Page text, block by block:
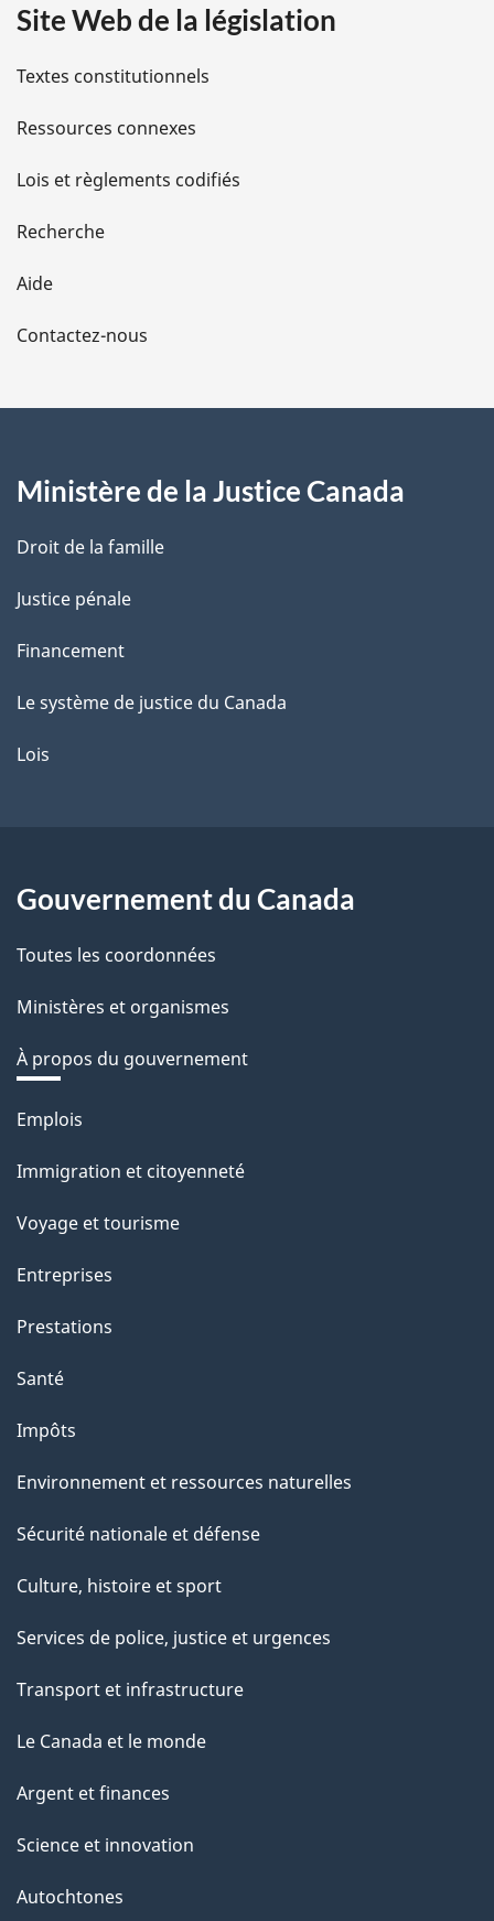
i
l
s
d
e
l
a
e
Site Web de la législation
Textes constitutionnels
Ressources connexes
Lois et règlements codifiés
Recherche
Aide
Contactez-nous
Ministère de la Justice Canada
Droit de la famille
Justice pénale
Financement
Le système de justice du Canada
Lois
Gouvernement du Canada
Toutes les coordonnées
Ministères et organismes
À propos du gouvernement
Thèmes
sujets
Emplois
Immigration et citoyenneté
Voyage et tourisme
Entreprises
Prestations
Santé
Impôts
Environnement et ressources naturelles
Sécurité nationale et défense
Culture, histoire et sport
Services de police, justice et urgences
Transport et infrastructure
Le Canada et le monde
Argent et finances
Science et innovation
Autochtones